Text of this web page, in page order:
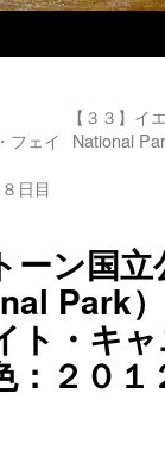
フェイ
日目
【３３】イ
National
ーン国立
Park
ト・キ
２０１